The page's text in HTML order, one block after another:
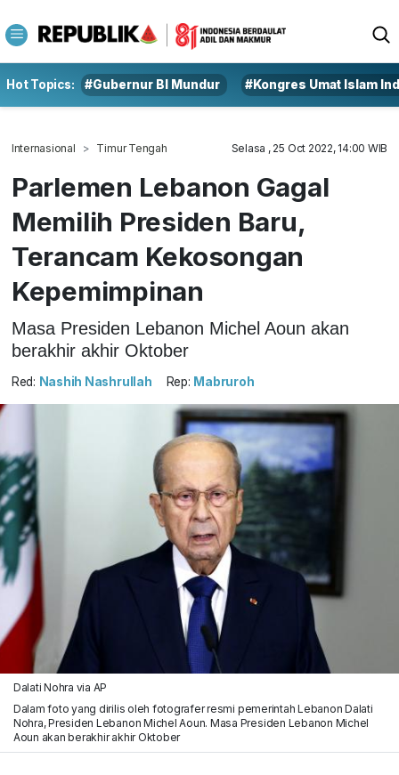
Hot Topics: #Gubernur BI Mundur #Kongres Umat Islam
Internasional Timur Tengah Selasa , 25 Oct 2022, 14:00 WIB
Parlemen Lebanon Gagal
Memilih Presiden Baru,
Terancam Kekosongan
Kepemimpinan
Masa Presiden Lebanon Michel Aoun akan
berakhir akhir Oktober
Red: Nashih Nashrullah Rep: Mabruroh
Dalati Nohra via AP
Dalam foto yang dirilis oleh fotografer resmi pemerintah Lebanon Dalati
Nohra, Presiden Lebanon Michel Aoun. Masa Presiden Lebanon Michel
Aoun akan berakhir akhir Oktober